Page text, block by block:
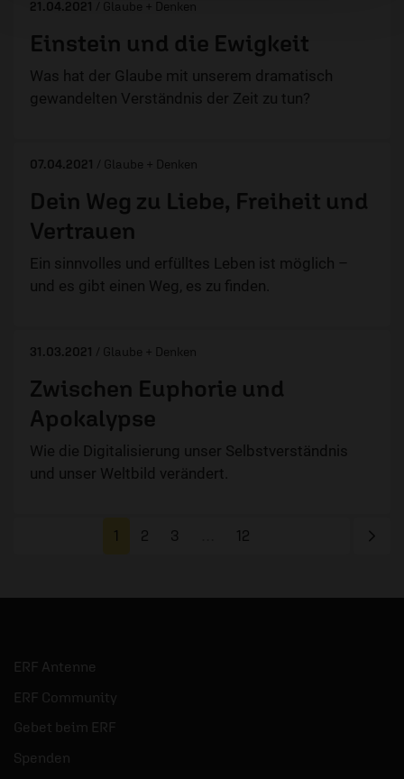
21.04.2021 / Glaube + Denken
Einstein und die Ewigkeit
Was hat der Glaube mit unserem dramatisch
gewandelten Verständnis der Zeit zu tun?
07.04.2021 / Glaube + Denken
Dein Weg zu Liebe, Freiheit und
Vertrauen
Ein sinnvolles und erfülltes Leben ist möglich –
und es gibt einen Weg, es zu finden.
31.03.2021 / Glaube + Denken
Zwischen Euphorie und
Apokalypse
Wie die Digitalisierung unser Selbstverständnis
und unser Weltbild verändert.
1 2 3 12
ERF Antenne
ERF Community
Gebet beim ERF
Spenden